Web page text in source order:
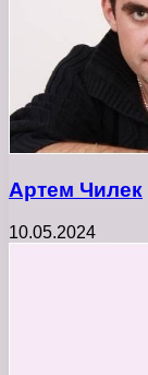
Артем Чилек
10.05.2024